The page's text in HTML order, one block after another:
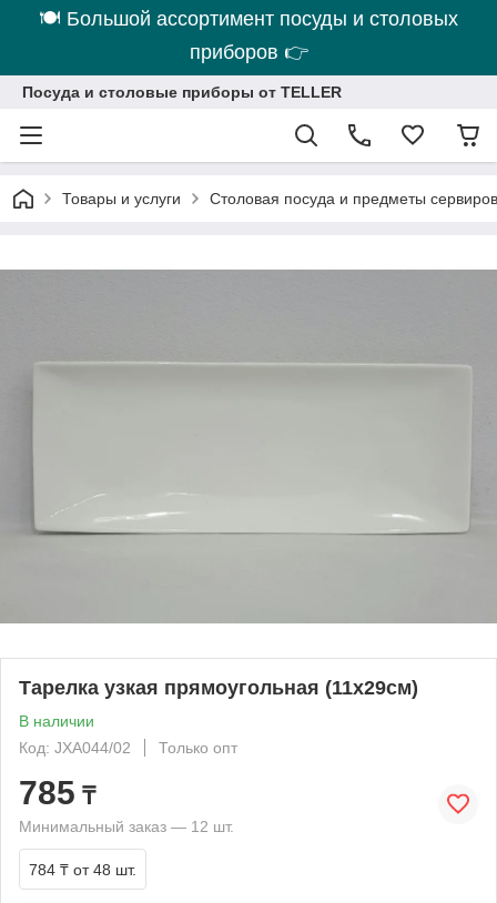
🍽 Большой ассортимент посуды и столовых
приборов 👉
Посуда и столовые приборы от TELLER
Товары и услуги Столовая посуда и предметы
Тарелка узкая прямоугольная (11х29см)
В наличии
Код: JXA044/02
Только опт
785 ₸
Минимальный заказ — 12 шт.
784 ₸ от 48 шт.